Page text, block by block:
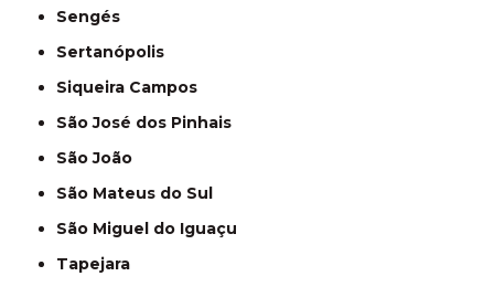
Sengés
Sertanópolis
Siqueira Campos
São José dos Pinhais
São João
São Mateus do Sul
São Miguel do Iguaçu
Tapejara